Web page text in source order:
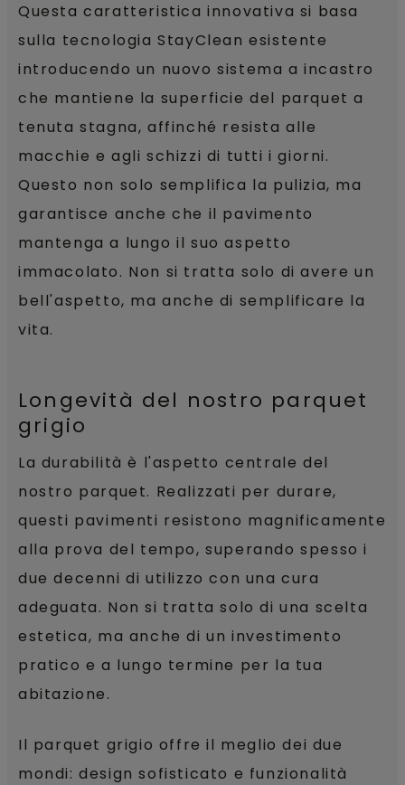
Questa caratteristica innovativa si basa
sulla tecnologia StayClean esistente
introducendo un nuovo sistema a incastro
che mantiene la superficie del parquet a
tenuta stagna, affinché resista alle
macchie e agli schizzi di tutti i giorni.
Questo non solo semplifica la pulizia, ma
garantisce anche che il pavimento
mantenga a lungo il suo aspetto
immacolato. Non si tratta solo di avere un
bell'aspetto, ma anche di semplificare la
vita.
Longevità del nostro parquet
grigio
La durabilità è l'aspetto centrale del
nostro parquet. Realizzati per durare,
questi pavimenti resistono magnificamente
alla prova del tempo, superando spesso i
due decenni di utilizzo con una cura
adeguata. Non si tratta solo di una scelta
estetica, ma anche di un investimento
pratico e a lungo termine per la tua
abitazione.
Il parquet grigio offre il meglio dei due
mondi: design sofisticato e funzionalità